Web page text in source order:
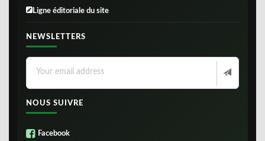
Ligne éditoriale du site
NEWSLETTERS
NOUS SUIVRE
Facebook